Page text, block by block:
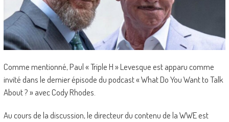
Comme mentionné, Paul « Triple H » Levesque est apparu comme
invité dans le dernier épisode du podcast « What Do You Want to Talk
About ? » avec Cody Rhodes.
Au cours de la discussion, le directeur du contenu de la WWE est